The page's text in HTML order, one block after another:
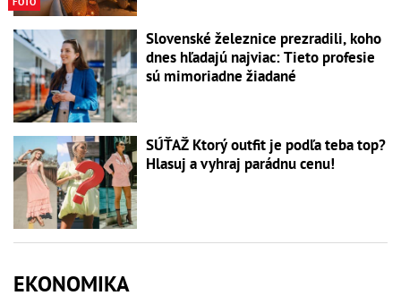
Slovenské železnice prezradili, koho
dnes hľadajú najviac: Tieto profesie
sú mimoriadne žiadané
SÚŤAŽ Ktorý outfit je podľa teba top?
Hlasuj a vyhraj parádnu cenu!
EKONOMIKA